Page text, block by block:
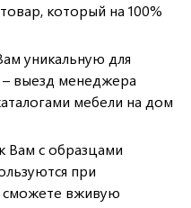
который на 100%
уникальную для
– выезд менеджера
мебели на дом
Вам с образцами
при
сможете вживую